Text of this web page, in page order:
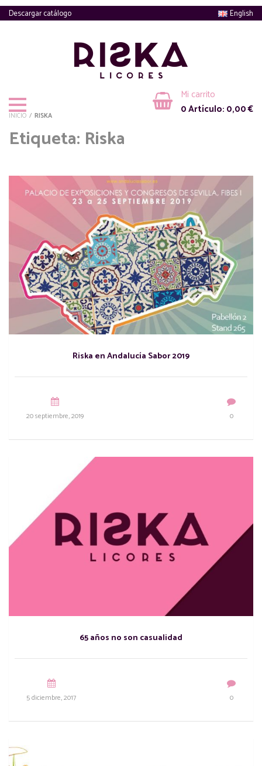
Descargar catálogo English
Mi carrito
0Artículo: 0,00€
INICIO / RISKA
Etiqueta: Riska
Riska en Andalucía Sabor 2019
20 septiembre, 2019 0
65 años no son casualidad
5 diciembre, 2017 0